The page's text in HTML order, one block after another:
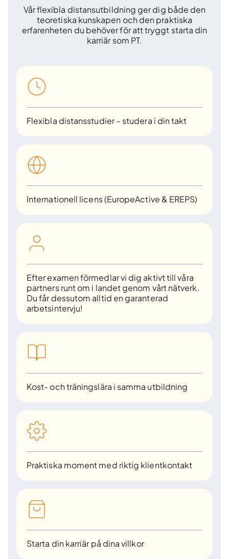
Vår flexibla distansutbildning ger dig både den
teoretiska kunskapen och den praktiska
erfarenheten du behöver för att tryggt starta din
karriär som PT.
Flexibla distansstudier – studera i din takt
Internationell licens (EuropeActive & EREPS)
Efter examen förmedlar vi dig aktivt till våra
partners runt om i landet genom vårt nätverk.
Du får dessutom alltid en garanterad
arbetsintervju!
Kost- och träningslära i samma utbildning
Praktiska moment med riktig klientkontakt
Starta din karriär på dina villkor